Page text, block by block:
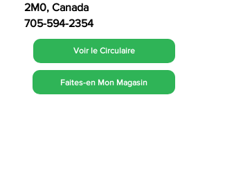
2M0, Canada
705-594-2354
Voir le Circulaire
Faites-en Mon Magasin